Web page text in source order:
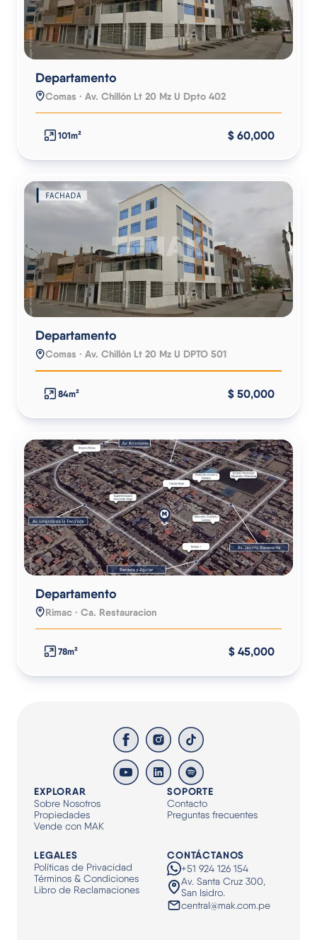
Departamento
Comas · Av. Chillón Lt 20 Mz U Dpto 402
101m² $ 60,000
Departamento
Comas · Av. Chillón Lt 20 Mz U DPTO 501
84m² $ 50,000
Departamento
Rimac · Ca. Restauracion
78m² $ 45,000
EXPLORAR
Sobre Nosotros
Propiedades
Vende con MAK
SOPORTE
Contacto
Preguntas frecuentes
LEGALES
Políticas de Privacidad
Términos & Condiciones
Libro de Reclamaciones
CONTÁCTANOS
+51 924 126 154
Av. Santa Cruz 300,
San Isidro.
central@mak.com.pe